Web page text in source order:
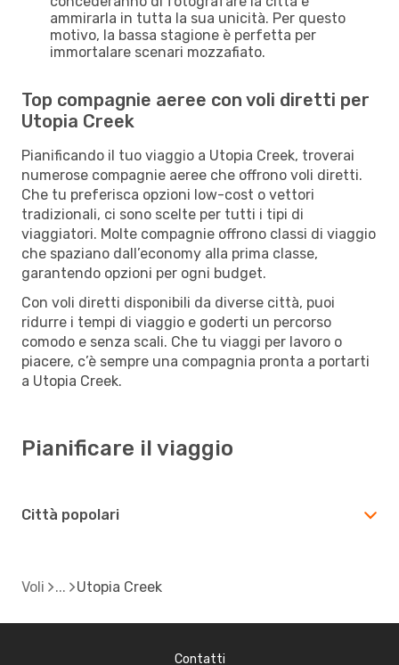
ammirarla in tutta la sua unicità. Per questo
motivo, la bassa stagione è perfetta per
immortalare scenari mozzafiato.
Top compagnie aeree con voli diretti per
Utopia Creek
Pianificando il tuo viaggio a Utopia Creek, troverai
numerose compagnie aeree che offrono voli diretti.
Che tu preferisca opzioni low-cost o vettori
tradizionali, ci sono scelte per tutti i tipi di
viaggiatori. Molte compagnie offrono classi di viaggio
che spaziano dall’economy alla prima classe,
garantendo opzioni per ogni budget.
Con voli diretti disponibili da diverse città, puoi
ridurre i tempi di viaggio e goderti un percorso
comodo e senza scali. Che tu viaggi per lavoro o
piacere, c’è sempre una compagnia pronta a portarti
a Utopia Creek.
Pianificare il viaggio
Città popolari
Voli Utopia Creek
Contatti